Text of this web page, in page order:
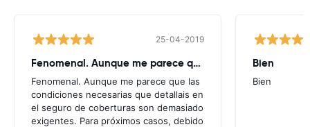
25-04-2019
Fenomenal. Aunque me parece que
Fenomenal. Aunque me parece que las
condiciones necesarias que detallais en
el seguro de coberturas son demasiado
exigentes. Para próximos casos, debido
Bien
Bien